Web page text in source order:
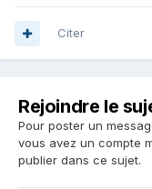
Citer
Rejoindre le
Pour poster un
vous avez un compte
publier dans ce sujet.